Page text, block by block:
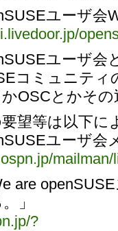
ユーザ会
ユーザ会
コミュニティ
OSCとかそ
望等は以下に
ユーザ会
are
」
?